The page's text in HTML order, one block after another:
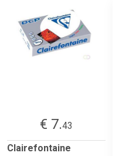
€ 7.43
Clairefontaine